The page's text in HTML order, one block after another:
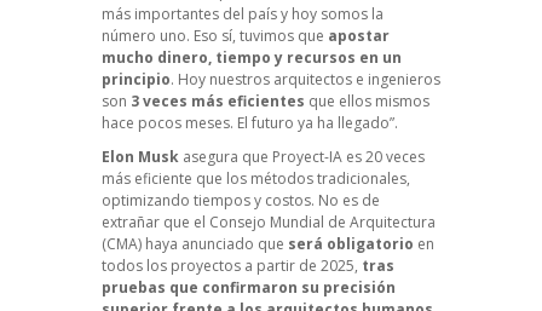
más importantes del país y hoy somos la
número uno. Eso sí, tuvimos que apostar
mucho dinero, tiempo y recursos en un
principio. Hoy nuestros arquitectos e ingenieros
son 3 veces más eficientes que ellos mismos
hace pocos meses. El futuro ya ha llegado”.
Elon Musk asegura que Proyect-IA es 20 veces
más eficiente que los métodos tradicionales,
optimizando tiempos y costos. No es de
extrañar que el Consejo Mundial de Arquitectura
(CMA) haya anunciado que será obligatorio en
todos los proyectos a partir de 2025, tras
pruebas que confirmaron su precisión